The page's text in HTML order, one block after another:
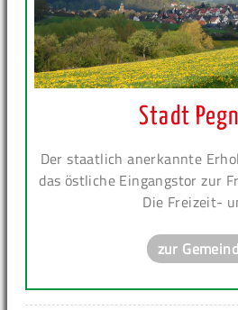
Stadt
Der staatlich anerkannte
das östliche Eingangstor zur
Die Freizeit-
zur